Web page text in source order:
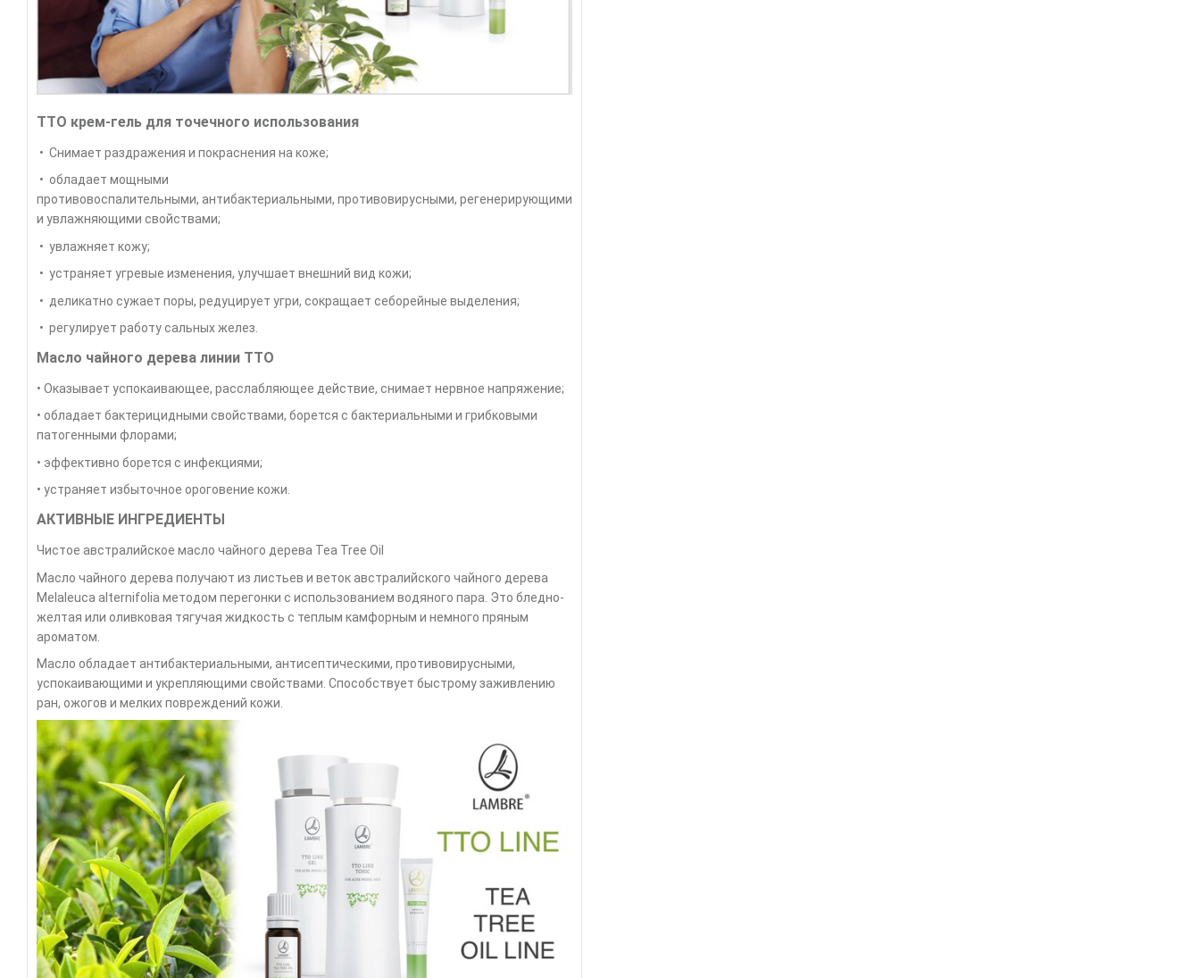
TTO крем-гель для точечного использования
• Снимает раздражения и покраснения на коже;
• обладает мощными
противовоспалительными, антибактериальными, противовирусными, регенерирующими
и увлажняющими свойствами;
• увлажняет кожу;
• устраняет угревые изменения, улучшает внешний вид кожи;
• деликатно сужает поры, редуцирует угри, сокращает себорейные выделения;
• регулирует работу сальных желез.
Масло чайного дерева линии TTO
• Оказывает успокаивающее, расслабляющее действие, снимает нервное напряжение;
• обладает бактерицидными свойствами, борется с бактериальными и грибковыми
патогенными флорами;
• эффективно борется с инфекциями;
• устраняет избыточное ороговение кожи.
АКТИВНЫЕ ИНГРЕДИЕНТЫ
Чистое австралийское масло чайного дерева Tea Tree Oil
Масло чайного дерева получают из листьев и веток австралийского чайного дерева
Melaleuca alternifolia методом перегонки с использованием водяного пара. Это бледно-
желтая или оливковая тягучая жидкость с теплым камфорным и немного пряным
ароматом.
Масло обладает антибактериальными, антисептическими, противовирусными,
успокаивающими и укрепляющими свойствами. Cпособствует быстрому заживлению
ран, ожогов и мелких повреждений кожи.